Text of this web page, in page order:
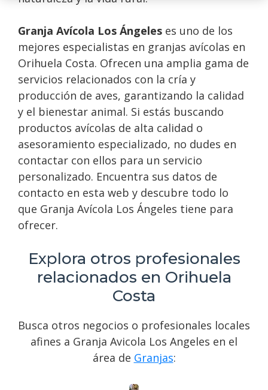
Granja Avícola Los Ángeles es uno de los
mejores especialistas en granjas avícolas en
Orihuela Costa. Ofrecen una amplia gama de
servicios relacionados con la cría y
producción de aves, garantizando la calidad
y el bienestar animal. Si estás buscando
productos avícolas de alta calidad o
asesoramiento especializado, no dudes en
contactar con ellos para un servicio
personalizado. Encuentra sus datos de
contacto en esta web y descubre todo lo
que Granja Avícola Los Ángeles tiene para
ofrecer.
Explora otros profesionales
relacionados en Orihuela
Costa
Busca otros negocios o profesionales locales
afines a Granja Avicola Los Angeles en el
área de Granjas: